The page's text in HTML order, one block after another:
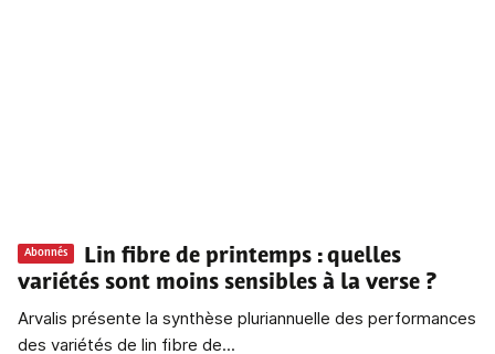
Abonnés Lin fibre de printemps : quelles
variétés sont moins sensibles à la verse ?
Arvalis présente la synthèse pluriannuelle des performances
des variétés de lin fibre de...